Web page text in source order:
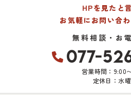
HPを見たと
お気軽にお問い合
無料相談・お
077-
営業時間：9:00
定休日：水